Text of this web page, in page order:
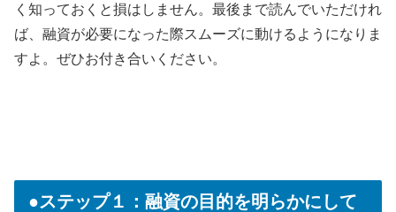
く知っておくと損はしません。最後まで読んでいただけれ
ば、融資が必要になった際スムーズに動けるようになりま
すよ。ぜひお付き合いください。
●ステップ１：融資の目的を明らかにして